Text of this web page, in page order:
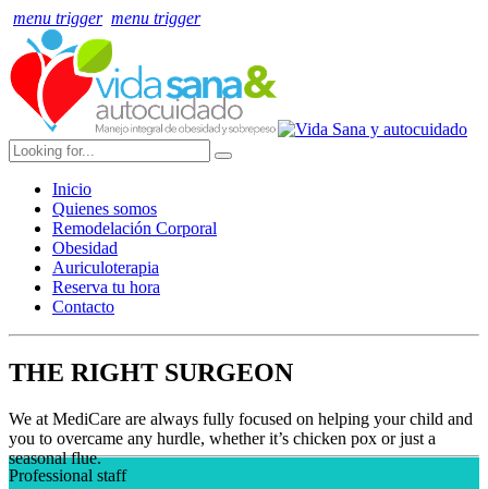
menu trigger menu trigger
Inicio
Quienes somos
Remodelación Corporal
Obesidad
Auriculoterapia
Reserva tu hora
Contacto
THE RIGHT SURGEON
We at MediCare are always fully focused on helping your child and
you to overcame any hurdle, whether it’s chicken pox or just a
seasonal flue.
Professional staff